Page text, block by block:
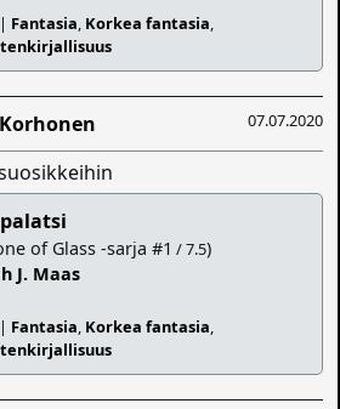
Fantasia, Korkea fantasia,
07.07.2020
of Glass -sarja #1 / 7.5)
J. Maas
Fantasia, Korkea fantasia,